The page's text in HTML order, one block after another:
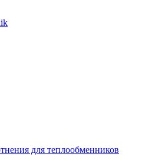
для теплообменников